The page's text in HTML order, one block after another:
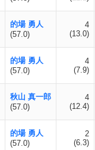
的場 勇人
(57.0)
4
(13.0)
的場 勇人
(57.0)
4
(7.9)
秋山 真一郎
(57.0)
4
(12.4)
的場 勇人
(57.0)
2
(6.3)